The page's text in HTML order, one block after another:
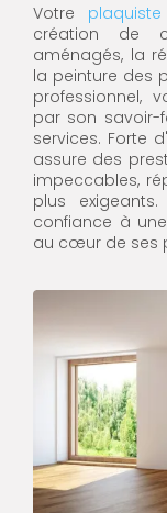
Votre
création de
aménagés, la
la peinture des
professionnel,
par son savoir-
services. Forte
assure des
impeccables,
plus
confiance à
au cœur de ses